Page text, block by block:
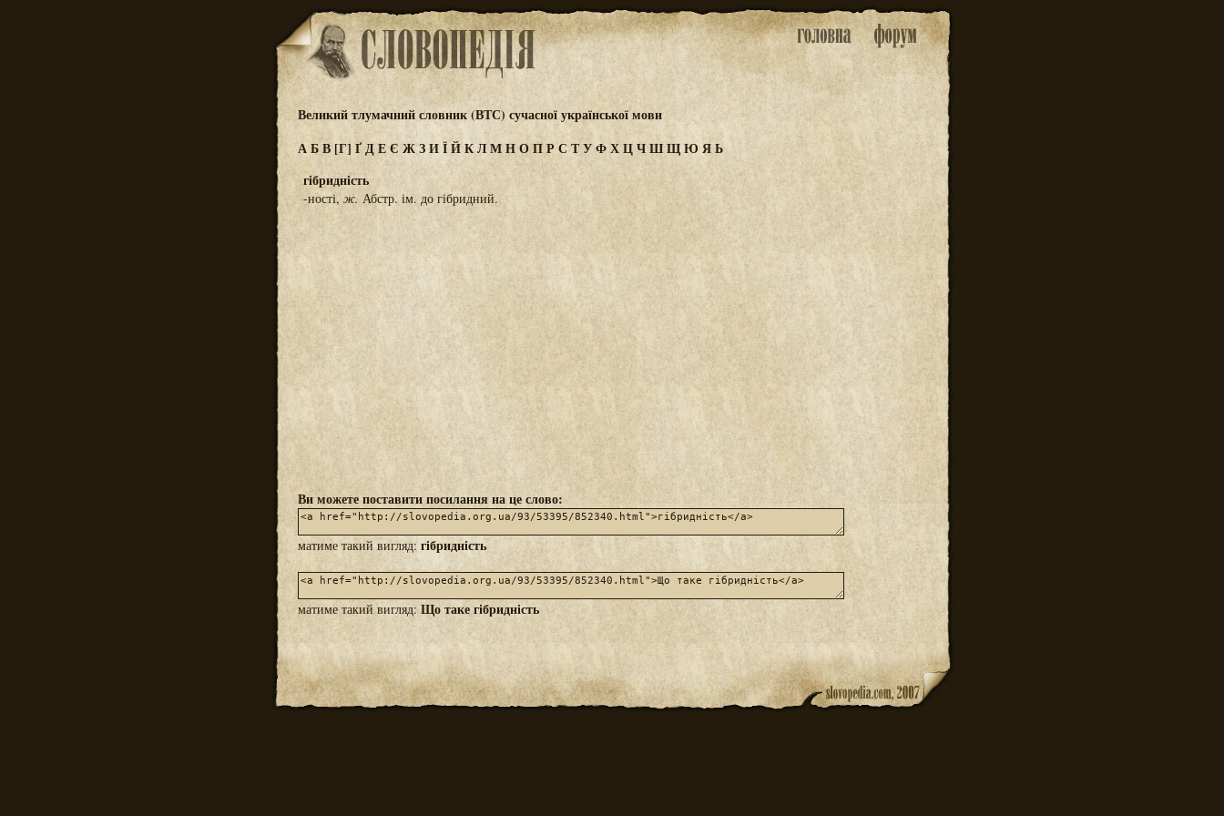
Великий тлумачний словник (ВТС) сучасної української мови
АБВ[Г] ҐДЕЄ ЖЗИЇЙКЛМНОПРС ТУФХЦЧШЩЮ ЯЬ
гібридність
-ності, ж. Абстр. ім. до гібридний.
Ви можете поставити посилання на це слово:
матиме такий вигляд: гібридність
матиме такий вигляд:Що таке гібридність